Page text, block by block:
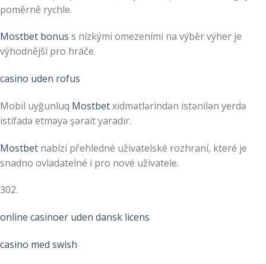
poměrně rychle.
Mostbet bonus s nízkými omezeními na výběr výher je
výhodnější pro hráče.
casino uden rofus
Mobil uyğunluq Mostbetxidmətlərindən istənilən yerdə
istifadə etməyə şərait yaradır.
Mostbet nabízí přehledné uživatelské rozhraní, které je
snadno ovladatelné i pro nové uživatele.
302.
online casinoer uden dansk licens
casino med swish